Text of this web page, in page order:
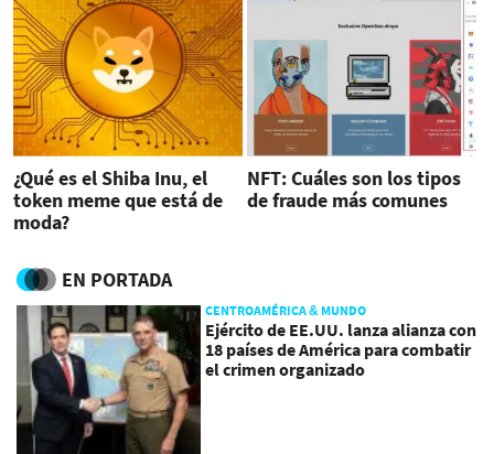
¿Qué es el Shiba Inu, el
token meme que está de
moda?
NFT: Cuáles son los tipos
de fraude más comunes
EN PORTADA
CENTROAMÉRICA & MUNDO
Ejército de EE.UU. lanza alianza con
18 países de América para combatir
el crimen organizado